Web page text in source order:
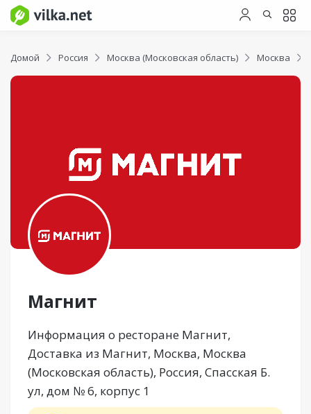
Домой Россия Москва (Московская область) Москва
Магнит
Информация о ресторане Магнит,
Доставка из Магнит, Москва, Москва
(Московская область), Россия, Спасская Б.
ул, дом № 6, корпус 1